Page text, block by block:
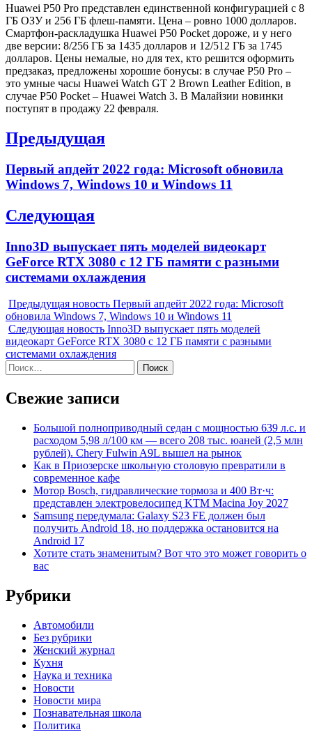
Huawei P50 Pro представлен единственной конфигурацией с 8
ГБ ОЗУ и 256 ГБ флеш-памяти. Цена – ровно 1000 долларов.
Смартфон-раскладушка Huawei P50 Pocket дороже, и у него
две версии: 8/256 ГБ за 1435 долларов и 12/512 ГБ за 1745
долларов. Цены немалые, но для тех, кто решится оформить
предзаказ, предложены хорошие бонусы: в случае P50 Pro –
это умные часы Huawei Watch GT 2 Brown Leather Edition, в
случае P50 Pocket – Huawei Watch 3. В Малайзии новинки
поступят в продажу 22 февраля.
Навигация
записям
Предыдущая
Previous
post:
Первый апдейт 2022 года: Microsoft обновила
Windows 7, Windows 10 и Windows 11
Следующая
Next
post:
Inno3D выпускает пять моделей видеокарт
GeForce RTX 3080 с 12 ГБ памяти с разными
системами охлаждения
Предыдущая новость Первый апдейт 2022 года: Microsoft
обновила Windows 7, Windows 10 и Windows 11
Следующая новость Inno3D выпускает пять моделей
видеокарт GeForce RTX 3080 с 12 ГБ памяти с разными
системами охлаждения
Найти:
Свежие записи
Большой полноприводный седан с мощностью 639 л.с. и
расходом 5,98 л/100 км — всего 208 тыс. юаней (2,5 млн
рублей). Chery Fulwin A9L вышел на рынок
Как в Приозерске школьную столовую превратили в
современное кафе
Мотор Bosch, гидравлические тормоза и 400 Вт·ч:
представлен электровелосипед KTM Macina Joy 2027
Samsung передумала: Galaxy S23 FE должен был
получить Android 18, но поддержка остановится на
Android 17
Хотите стать знаменитым? Вот что это может говорить о
вас
Рубрики
Автомобили
Без рубрики
Женский журнал
Кухня
Наука и техника
Новости
Новости мира
Познавательная школа
Политика